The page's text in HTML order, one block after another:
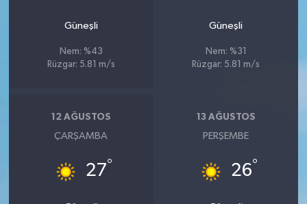
Güneşli
Nem: %43
Rüzgar: 5.81 m/s
Güneşli
Nem: %31
Rüzgar: 5.81 m/s
12 AĞUSTOS
ÇARŞAMBA
27°
13 AĞUSTOS
PERŞEMBE
26°